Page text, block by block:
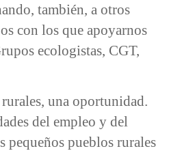
también, a otros
con los que apoyarnos
ecologistas, CGT,
una oportunidad.
del empleo y del
pequeños pueblos rurales